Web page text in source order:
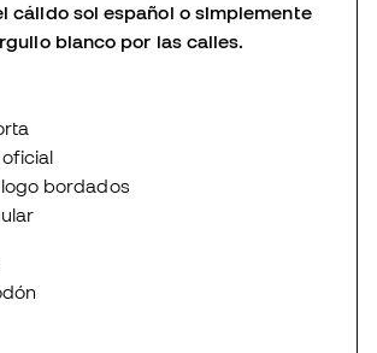
cálido sol español o simplemente
blanco por las calles.
bordados